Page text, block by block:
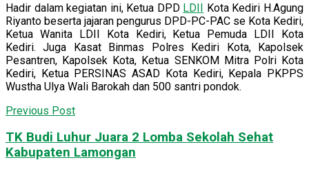
Hadir dalam kegiatan ini, Ketua DPD LDII Kota Kediri H.Agung
Riyanto beserta jajaran pengurus DPD-PC-PAC se Kota Kediri,
Ketua Wanita LDII Kota Kediri, Ketua Pemuda LDII Kota
Kediri. Juga Kasat Binmas Polres Kediri Kota, Kapolsek
Pesantren, Kapolsek Kota, Ketua SENKOM Mitra Polri Kota
Kediri, Ketua PERSINAS ASAD Kota Kediri, Kepala PKPPS
Wustha Ulya Wali Barokah dan 500 santri pondok.
Previous Post
TK Budi Luhur Juara 2 Lomba Sekolah Sehat
Kabupaten Lamongan